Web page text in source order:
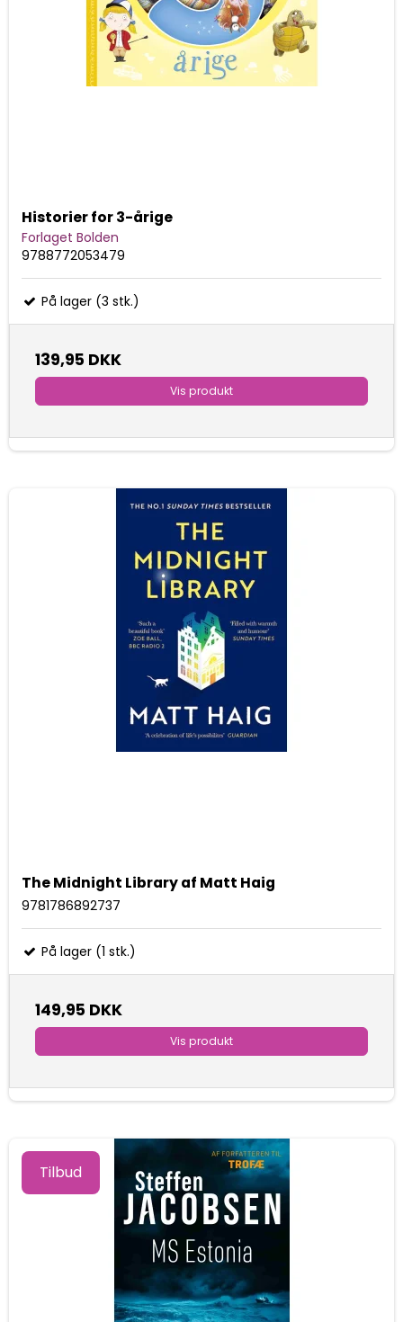
Historier for 3-årige
Forlaget Bolden
9788772053479
På lager (3 stk.)
139,95 DKK
Vis produkt
The Midnight Library af Matt Haig
9781786892737
På lager (1 stk.)
149,95 DKK
Vis produkt
Tilbud